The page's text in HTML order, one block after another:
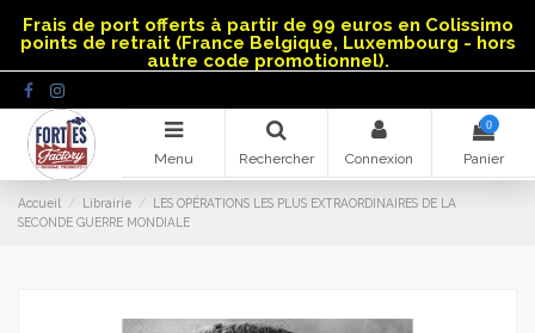
Frais de port offerts à partir de 99 euros en Colissimo
points de retrait (France Belgique, Luxembourg - hors
autre code promotionnel).
Menu Rechercher Connexion
0
Panier
Accueil Librairie
LES OPÉRATIONS LES PLUS EXTRAORDINAIRES DE LA
SECONDE GUERRE MONDIALE